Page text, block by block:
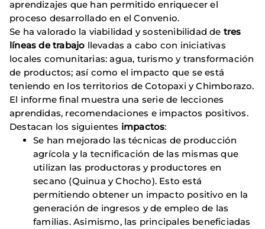
aprendizajes que han permitido enriquecer el
proceso desarrollado en el Convenio.
Se ha valorado la viabilidad y sostenibilidad de tres
líneas de trabajo llevadas a cabo con iniciativas
locales comunitarias: agua, turismo y transformación
de productos; así como el impacto que se está
teniendo en los territorios de Cotopaxi y Chimborazo.
El informe final muestra una serie de lecciones
aprendidas, recomendaciones e impactos positivos.
Destacan los siguientes impactos:
Se han mejorado las técnicas de producción
agrícola y la tecnificación de las mismas que
utilizan las productoras y productores en
secano (Quinua y Chocho). Esto está
permitiendo obtener un impacto positivo en la
generación de ingresos y de empleo de las
familias. Asimismo, las principales beneficiadas